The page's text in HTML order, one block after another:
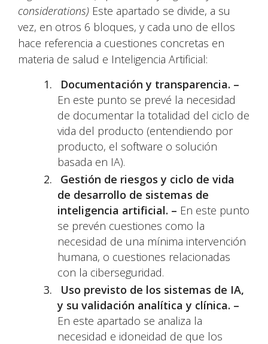
considerations) Este apartado se divide, a su
vez, en otros 6 bloques, y cada uno de ellos
hace referencia a cuestiones concretas en
materia de salud e Inteligencia Artificial:
Documentación y transparencia. –
En este punto se prevé la necesidad
de documentar la totalidad del ciclo de
vida del producto (entendiendo por
producto, el software o solución
basada en IA).
Gestión de riesgos y ciclo de vida
de desarrollo de sistemas de
inteligencia artificial. – En este punto
se prevén cuestiones como la
necesidad de una mínima intervención
humana, o cuestiones relacionadas
con la ciberseguridad.
Uso previsto de los sistemas de IA,
y su validación analítica y clínica. –
En este apartado se analiza la
necesidad e idoneidad de que los